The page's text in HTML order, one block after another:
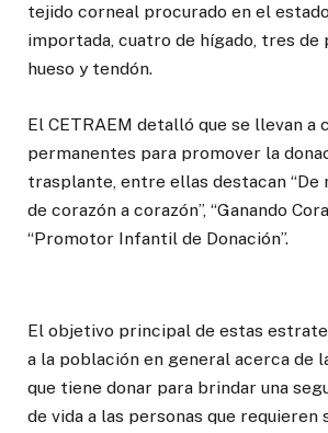
tejido corneal procurado en el
importada, cuatro de hígado, tres de
hueso y tendón.
El CETRAEM detalló que se llevan a
permanentes para promover la
trasplante, entre ellas destacan “De
de corazón a corazón”, “Ganando
“Promotor Infantil de Donación”.
El objetivo principal de estas
a la población en general acerca de
que tiene donar para brindar una
de vida a las personas que requieren